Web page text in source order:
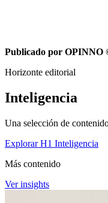
Publicado por OPINNO
Horizonte editorial
Inteligencia
Una selección de
Explorar H1 Inteligencia
Más contenido
Ver insights